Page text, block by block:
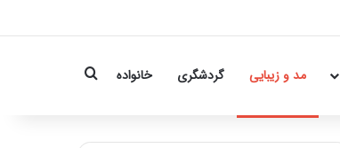
مد و زیبایی گردشگری خانواده Search for